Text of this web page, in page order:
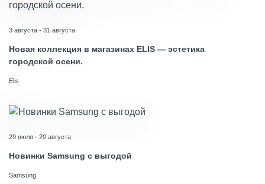
3 августа - 31 августа
Новая коллекция в магазинах ELIS — эстетика
городской осени.
Elis
29 июля - 20 августа
Новинки Samsung с выгодой
Samsung